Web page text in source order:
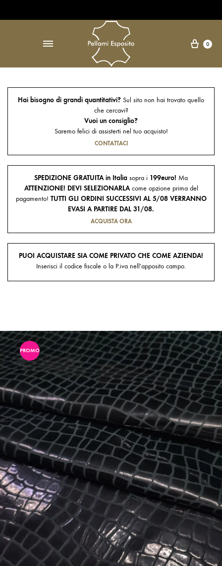
↵
0
Hai bisogno di grandi quantitativi? Sul sito non hai trovato quello
che cercavi?
Vuoi un consiglio?
Saremo felici di assisterti nel tuo acquisto!
CONTATTACI
SPEDIZIONE GRATUITA in Italia sopra i 199euro! Ma
ATTENZIONE! DEVI SELEZIONARLAcome opzione prima del
pagamento! TUTTI GLI ORDINI SUCCESSIVI AL 5/08 VERRANNO
EVASI A PARTIRE DAL 31/08.
ACQUISTA ORA
PUOI ACQUISTARE SIA COME PRIVATO CHE COME AZIENDA!
Inserisci il codice fiscale o la P.iva nell'apposito campo.
PROMO